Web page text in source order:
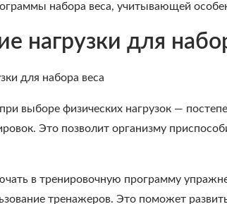
набора веса, учитывающей
нагрузки для
выборе физических нагрузок —
Это позволит организму
в тренировочную программу
тренажеров. Это поможет